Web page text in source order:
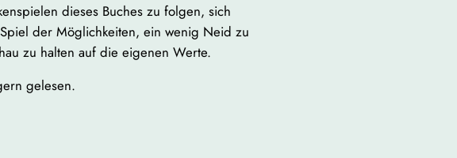
dieses Buches zu folgen, sich
Spiel der Möglichkeiten, ein wenig Neid zu
zu halten auf die eigenen Werte.
gelesen.